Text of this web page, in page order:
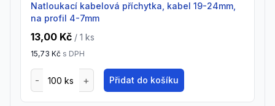
natloukací kabelová příchytka, kabel 19-24mm,
na profil 4-7mm
13,00 Kč / 1 ks
15,73 Kč s DPH
Přidat do košíku